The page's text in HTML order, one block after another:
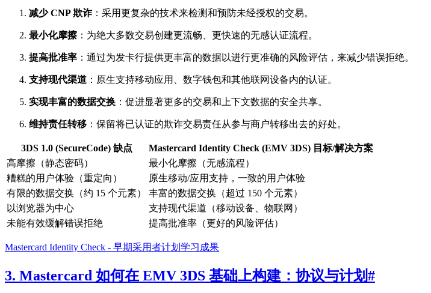
减少 CNP 欺诈：采用更复杂的技术来检测和预防未经授权的交易。
最小化摩擦：为绝大多数交易创建更流畅、更快速的无感认证流程。
提高批准率 ：通过为发卡行提供更丰富的数据以进行更准确的风险评估，来减少错误拒绝。
支持现代渠道 ：原生支持移动应用、数字钱包和其他联网设备内的认证。
实现丰富的数据交换 ：促进显著更多的交易和上下文数据的安全共享。
维持责任转移 ：保留将已认证的欺诈交易责任从参与商户转移出去的好处。
3DS 1.0 (SecureCode) 缺点
Mastercard Identity Check (EMV 3DS) 目标/解决方案
高摩擦（静态密码）
最小化摩擦（无感流程）
糟糕的用户体验（重定向）
原生移动/应用支持，一致的用户体验
有限的数据交换（约 15 个元素）
丰富的数据交换（超过 150 个元素）
以浏览器为中心
支持现代渠道（移动设备、物联网）
未能有效缓解错误拒绝
提高批准率（更好的风险评估）
Mastercard Identity Check - 早期采用者计划学习成果
3. Mastercard 如何在 EMV 3DS 基础上构建：协议与计划#